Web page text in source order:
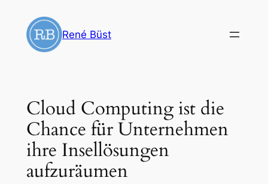
Inhalt
springen
René Büst
Cloud Computing ist die
Chance für Unternehmen
ihre Insellösungen
aufzuräumen